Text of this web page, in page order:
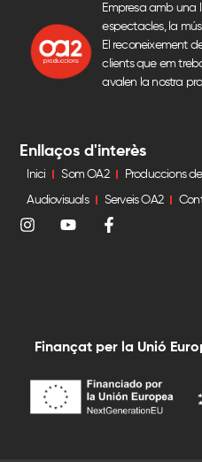
Empresa amb una
espectacles, la
El reconeixement
clients que em
avalen la nostra
Enllaços d'interès
Inici Som OA2 Produccions
Audiovisuals Serveis OA2
Finançat per la Unió